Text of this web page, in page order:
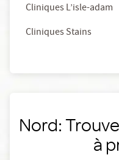
Cliniques L’isle-adam
Cliniques Stains
Nord:
à